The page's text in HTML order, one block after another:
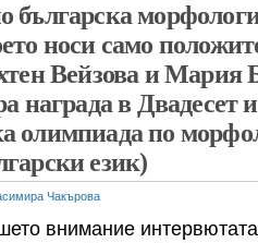
българска
носи само
Вейзова и Мария
награда в Двадесет
олимпиада по
език)
Чакърова
внимание